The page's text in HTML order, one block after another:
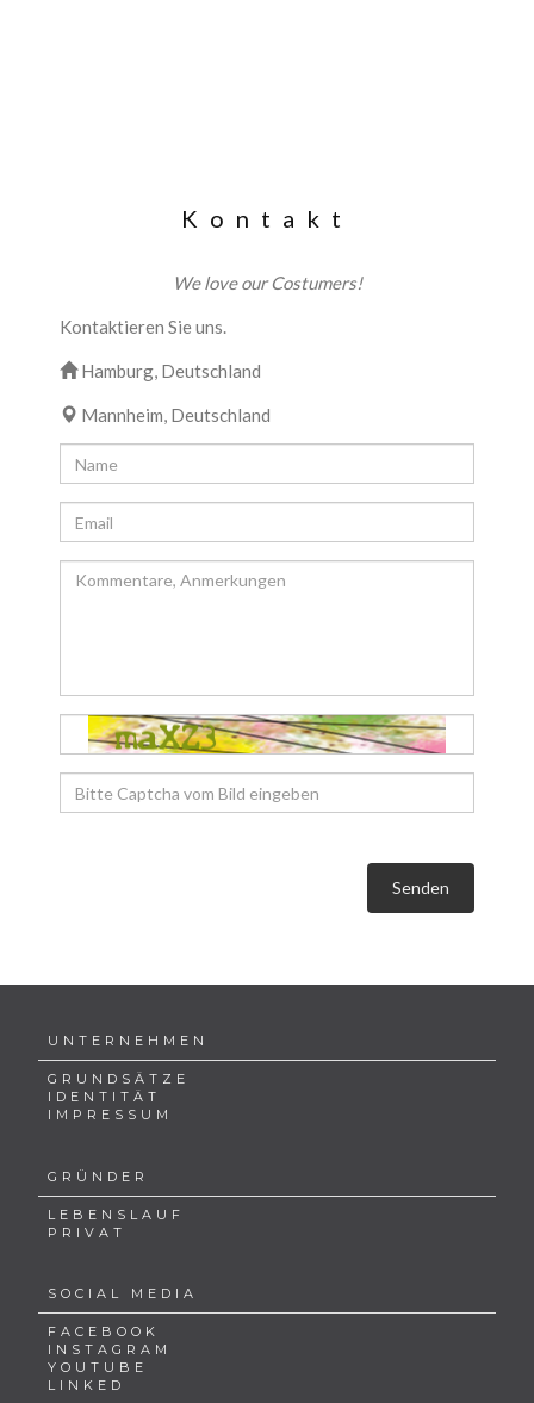
Kontakt
We love our Costumers!
Kontaktieren Sie uns.
Hamburg, Deutschland
Mannheim, Deutschland
Senden
UNTERNEHMEN
GRUNDSÄTZE
IDENTITÄT
IMPRESSUM
GRÜNDER
LEBENSLAUF
PRIVAT
SOCIAL MEDIA
FACEBOOK
INSTAGRAM
YOUTUBE
LINKED